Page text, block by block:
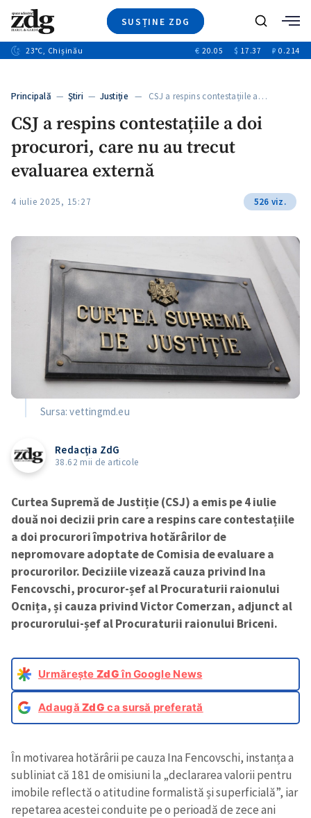
SUSȚINE ZDG
Ştiri
+13
Video
Special
Blog
Caută
23°C, Chișinău € 20.05 $ 17.37 ₽ 0.214
Principală — Ştiri — Justiție— CSJ a respins contestațiile a…
CSJ a respins contestațiile a doi
procurori, care nu au trecut
evaluarea externă
4 iulie 2025, 15:27 526 viz.
Sursa: vettingmd.eu
Redacția ZdG
38.62 mii de articole
Curtea Supremă de Justiție (CSJ) a emis pe 4 iulie
două noi decizii prin care a respins care contestațiile
a doi procurori împotriva hotărârilor de
nepromovare adoptate de Comisia de evaluare a
procurorilor. Deciziile vizează cauza privind Ina
Fencovschi, procuror-șef al Procuraturii raionului
Ocnița, și cauza privind Victor Comerzan, adjunct al
procurorului-șef al Procuraturii raionului Briceni.
Urmărește ZdGîn Google News
AdaugăZdG ca sursă preferată
În motivarea hotărârii pe cauza Ina Fencovschi, instanța a
subliniat că 181 de omisiuni la „declararea valorii pentru
imobile reflectă o atitudine formalistă și superficială”, iar
repetarea acestei conduite pe o perioadă de zece ani